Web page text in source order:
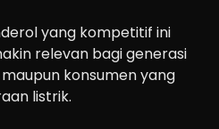
yang kompetitif ini
relevan bagi generasi
konsumen yang
listrik.